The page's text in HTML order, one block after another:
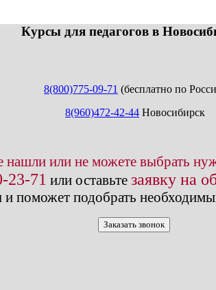
Курсы для педагогов в
8(800)775-09-71 (бесплатно по
8(960)472-42-44 Новосибирск
нашли или не можете выбрать
23-71 или оставьте заявку на
поможет подобрать
Заказать звонок